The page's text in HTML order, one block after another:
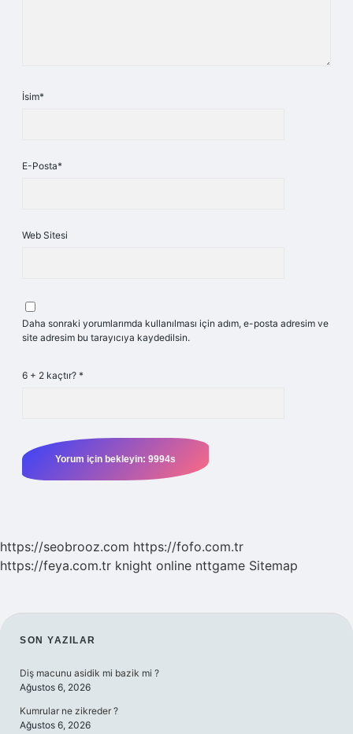
İsim*
E-Posta*
Web Sitesi
Daha sonraki yorumlarımda kullanılması için adım, e-posta adresim ve
site adresim bu tarayıcıya kaydedilsin.
6 + 2 kaçtır? *
https://seobrooz.com https://fofo.com.tr
https://feya.com.tr knight online nttgame Sitemap
SIDEBAR
SON YAZILAR
Diş macunu asidik mi bazik mi ?
Ağustos 6, 2026
Kumrular ne zikreder ?
Ağustos 6, 2026